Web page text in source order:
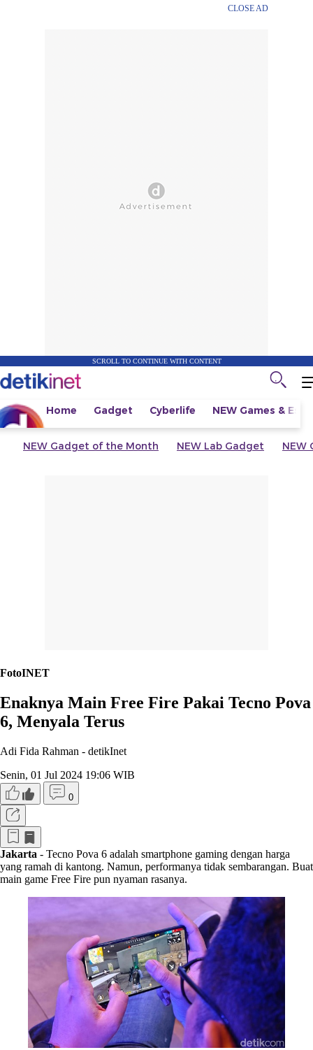
CLOSE AD
SCROLL TO CONTINUE WITH CONTENT
Home Gadget Cyberlife NEW Games &
NEW Gadget of the Month NEW Lab Gadget NEW
FotoINET
Enaknya Main Free Fire Pakai Tecno Pova
6, Menyala Terus
Adi Fida Rahman - detikInet
Senin, 01 Jul 2024 19:06 WIB
0
Jakarta - Tecno Pova 6 adalah smartphone gaming dengan harga
yang ramah di kantong. Namun, performanya tidak sembarangan. Buat
main game Free Fire pun nyaman rasanya.